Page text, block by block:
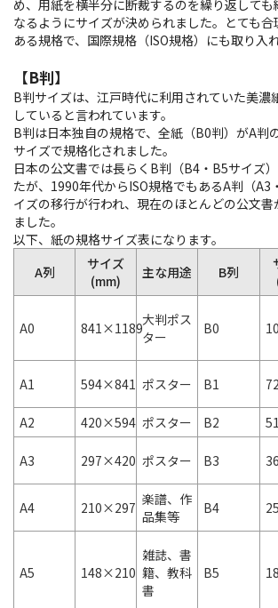
め、用紙を横半分に断裁するのを繰り返して
なるようにサイズが決められました。とても
ある規格で、国際規格（ISO規格）にも取り入
【B判】
B判サイズは、江戸時代に利用されていた美濃
していると言われています。
B判は日本独自の規格で、全紙（B0判）がA判
サイズで規格化されました。
日本の公文書では長らくB判（B4・B5サイズ
たが、1990年代からISO規格でもあるA判（A3
イズの移行が行われ、現在のほとんどの公文書
ました。
以下、紙の規格サイズ表になります。
A列
サイズ
(mm)
主な用途 B列
A0 841×1189大判ポス
ター
B0
A1 594×841 ポスター B1
A2
420×594 ポスター B2
A3 297×420 ポスター B3
A4 210×297 楽譜、作
品集等
B4
A5 148×210
雑誌、書
籍、教科
書
B5